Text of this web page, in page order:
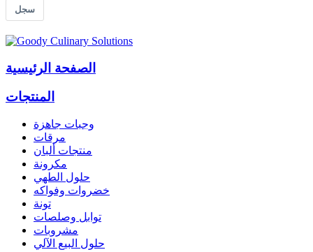
سجل
الصفحة الرئيسية
المنتجات
وجبات جاهزة
مرقات
منتجات ألبان
مكرونة
حلول الطهي
خضروات وفواكه
تونة
توابل وصلصات
مشروبات
حلول البيع الآلي